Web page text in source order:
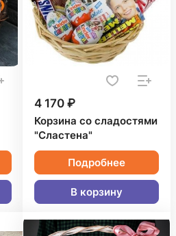
4 170 ₽
Корзина со сладостями
"Сластена"
Подробнее
В корзину